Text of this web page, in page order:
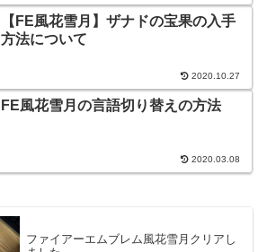
【FE風花雪月】ザナドの宝果の入手
方法について
2020.10.27
FE風花雪月の言語切り替えの方法
2020.03.08
ファイアーエムブレム風花雪月クリアし